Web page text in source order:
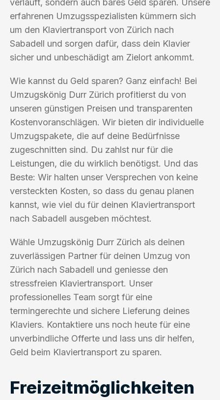
verläuft, sondern auch bares Geld sparen. Unsere
erfahrenen Umzugsspezialisten kümmern sich
um den Klaviertransport von Zürich nach
Sabadell und sorgen dafür, dass dein Klavier
sicher und unbeschädigt am Zielort ankommt.
Wie kannst du Geld sparen? Ganz einfach! Bei
Umzugskönig Durr Zürich profitierst du von
unseren günstigen Preisen und transparenten
Kostenvoranschlägen. Wir bieten dir individuelle
Umzugspakete, die auf deine Bedürfnisse
zugeschnitten sind. Du zahlst nur für die
Leistungen, die du wirklich benötigst. Und das
Beste: Wir halten unser Versprechen von keine
versteckten Kosten, so dass du genau planen
kannst, wie viel du für deinen Klaviertransport
nach Sabadell ausgeben möchtest.
Wähle Umzugskönig Durr Zürich als deinen
zuverlässigen Partner für deinen Umzug von
Zürich nach Sabadell und geniesse den
stressfreien Klaviertransport. Unser
professionelles Team sorgt für eine
termingerechte und sichere Lieferung deines
Klaviers. Kontaktiere uns noch heute für eine
unverbindliche Offerte und lass uns dir helfen,
Geld beim Klaviertransport zu sparen.
Freizeitmöglichkeiten